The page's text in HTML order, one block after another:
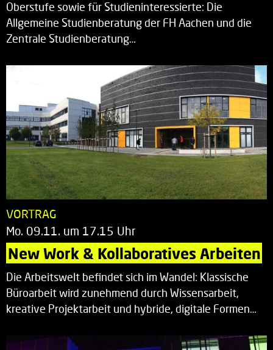
Oberstufe sowie für Studieninteressierte: Die
Allgemeine Studienberatung der FH Aachen und die
Zentrale Studienberatung…
VORTRAG
Mo. 09.11. um 17.15 Uhr
New Work & Kollaboratives Arbeiten
Die Arbeitswelt befindet sich im Wandel: Klassische
Büroarbeit wird zunehmend durch Wissensarbeit,
kreative Projektarbeit und hybride, digitale Formen…